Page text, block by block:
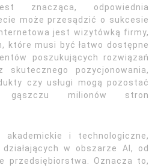
znacząca, odpowiednia
może przesądzić o sukcesie
jest wizytówką firmy,
które musi być łatwo dostępne
poszukujących rozwiązań
pozycjonowania,
czy usługi mogą pozostać
gąszczu milionów stron
i technologiczne,
w obszarze AI, od
przedsiębiorstwa. Oznacza to,